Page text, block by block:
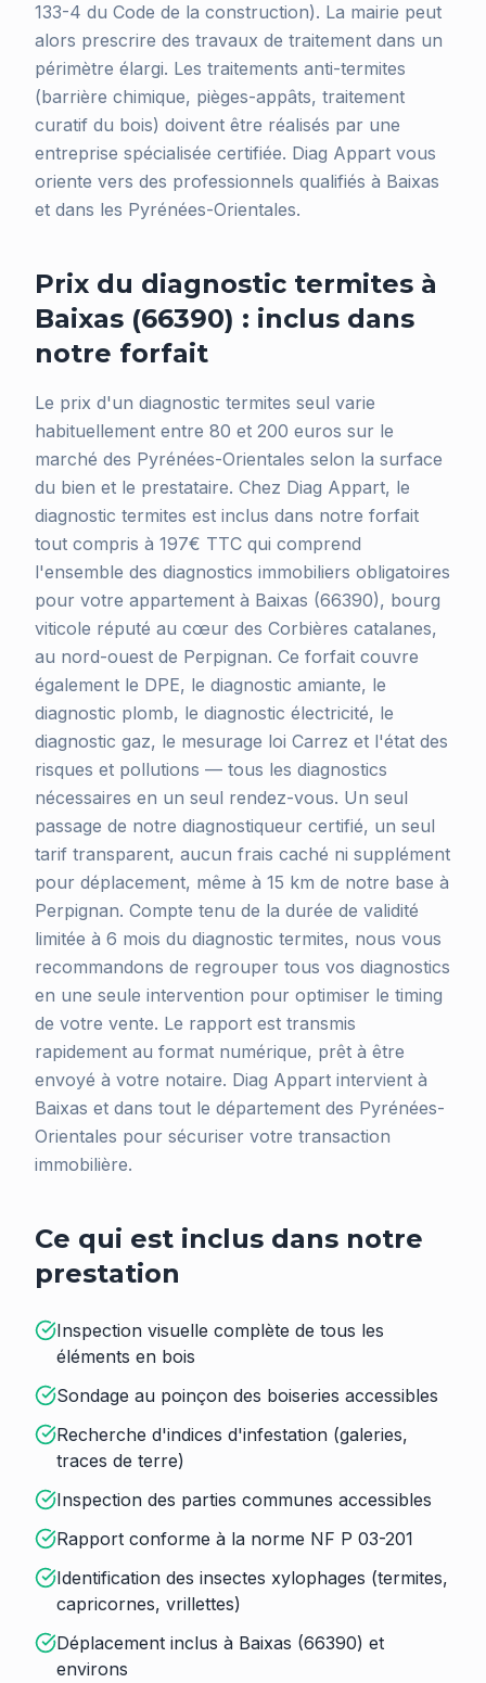
133-4 du Code de la construction). La mairie peut
alors prescrire des travaux de traitement dans un
périmètre élargi. Les traitements anti-termites
(barrière chimique, pièges-appâts, traitement
curatif du bois) doivent être réalisés par une
entreprise spécialisée certifiée. Diag Appart vous
oriente vers des professionnels qualifiés à Baixas
et dans les Pyrénées-Orientales.
Prix du diagnostic termites à
Baixas (66390) : inclus dans
notre forfait
Le prix d'un diagnostic termites seul varie
habituellement entre 80 et 200 euros sur le
marché des Pyrénées-Orientales selon la surface
du bien et le prestataire. Chez Diag Appart, le
diagnostic termites est inclus dans notre forfait
tout compris à 197€ TTC qui comprend
l'ensemble des diagnostics immobiliers obligatoires
pour votre appartement à Baixas (66390), bourg
viticole réputé au cœur des Corbières catalanes,
au nord-ouest de Perpignan. Ce forfait couvre
également le DPE, le diagnostic amiante, le
diagnostic plomb, le diagnostic électricité, le
diagnostic gaz, le mesurage loi Carrez et l'état des
risques et pollutions — tous les diagnostics
nécessaires en un seul rendez-vous. Un seul
passage de notre diagnostiqueur certifié, un seul
tarif transparent, aucun frais caché ni supplément
pour déplacement, même à 15 km de notre base à
Perpignan. Compte tenu de la durée de validité
limitée à 6 mois du diagnostic termites, nous vous
recommandons de regrouper tous vos diagnostics
en une seule intervention pour optimiser le timing
de votre vente. Le rapport est transmis
rapidement au format numérique, prêt à être
envoyé à votre notaire. Diag Appart intervient à
Baixas et dans tout le département des Pyrénées-
Orientales pour sécuriser votre transaction
immobilière.
Ce qui est inclus dans notre
prestation
Inspection visuelle complète de tous les
éléments en bois
Sondage au poinçon des boiseries accessibles
Recherche d'indices d'infestation (galeries,
traces de terre)
Inspection des parties communes accessibles
Rapport conforme à la norme NF P 03-201
Identification des insectes xylophages (termites,
capricornes, vrillettes)
Déplacement inclus à Baixas (66390) et
environs